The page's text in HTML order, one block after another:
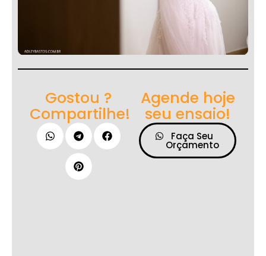
Gostou ?
Compartilhe!
Agende hoje
seu ensaio!
Faça Seu
Orçamento